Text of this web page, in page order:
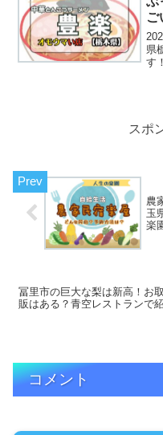
ご
県
す
スポ
農
玉
楽
冨里市の巨大な梨は新高！お
販はある？青空レストランで
コメント